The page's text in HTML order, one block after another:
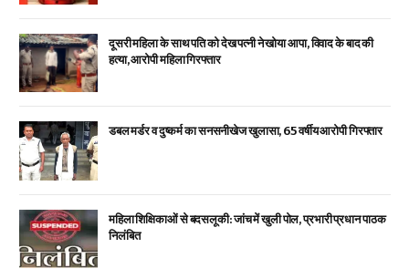
दूसरी महिला के साथ पति को देख पत्नी ने खोया आपा, विवाद के बाद की
हत्या, आरोपी महिला गिरफ्तार
डबल मर्डर व दुष्कर्म का सनसनीखेज खुलासा, 65 वर्षीय आरोपी गिरफ्तार
महिला शिक्षिकाओं से बदसलूकी: जांच में खुली पोल, प्रभारी प्रधान पाठक
निलंबित